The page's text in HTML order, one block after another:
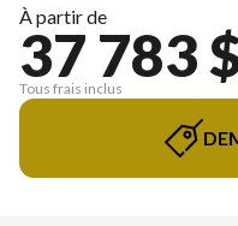
À partir de
37 783
Tous frais inclus